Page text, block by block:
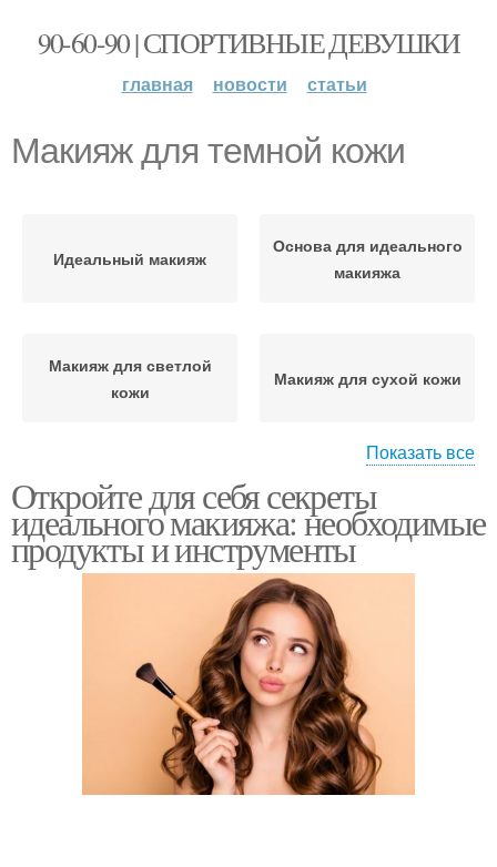
90-60-90 | СПОРТИВНЫЕ ДЕВУШКИ
главная новости статьи
Макияж для темной кожи
Идеальный макияж
Основа для идеального
макияжа
Макияж для светлой
кожи
Макияж для сухой кожи
Макияж для жирной
кожи
кожи
Показать все
Откройте для себя секреты
идеального макияжа: необходимые
продукты и инструменты